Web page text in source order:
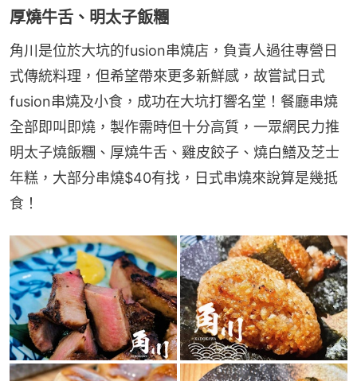
厚燒牛舌、明太子飯糰
角川是位於大坑的fusion串燒店，負責人過往專營日
式傳統料理，但希望帶來更多新鮮感，故嘗試日式
fusion串燒及小食，成功在大坑打響名堂！餐廳串燒
全部即叫即燒，製作需時但十分高質，一眾網民力推
明太子燒飯糰、厚燒牛舌、雞皮餃子、燒白鱔及芝士
年糕，大部分串燒$40有找，日式串燒來說算是幾抵
食！